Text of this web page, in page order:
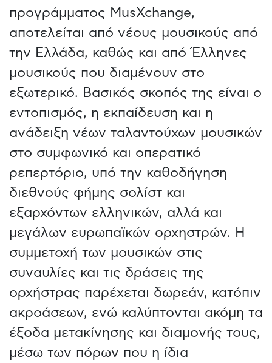
προγράμματος MusXchange,
αποτελείται από νέους μουσικούς από
την Ελλάδα, καθώς και από Έλληνες
μουσικούς που διαμένουν στο
εξωτερικό. Βασικός σκοπός της είναι ο
εντοπισμός, η εκπαίδευση και η
ανάδειξη νέων ταλαντούχων μουσικών
στο συμφωνικό και οπερατικό
ρεπερτόριο, υπό την καθοδήγηση
διεθνούς φήμης σολίστ και
εξαρχόντων ελληνικών, αλλά και
μεγάλων ευρωπαϊκών ορχηστρών. Η
συμμετοχή των μουσικών στις
συναυλίες και τις δράσεις της
ορχήστρας παρέχεται δωρεάν, κατόπιν
ακροάσεων, ενώ καλύπτονται ακόμη τα
έξοδα μετακίνησης και διαμονής τους,
μέσω των πόρων που η ίδια